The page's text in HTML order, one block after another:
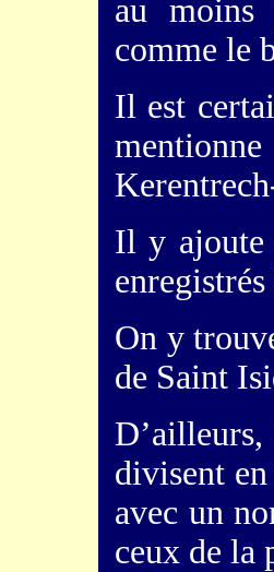
au moins
comme le
Il est
Il y ajoute
On y
de Saint
divisent
avec un
ceux de la